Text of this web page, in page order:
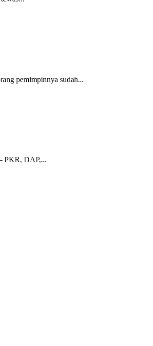
pemimpinnya sudah...
PKR, DAP,...